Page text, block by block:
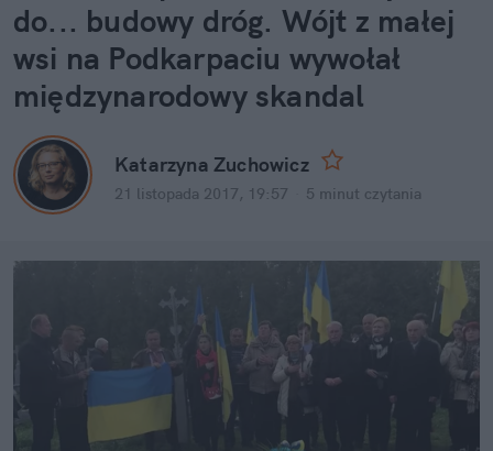
do... budowy dróg. Wójt z małej
wsi na Podkarpaciu wywołał
międzynarodowy skandal
Katarzyna Zuchowicz
21 listopada 2017, 19:57 5 minut czytania